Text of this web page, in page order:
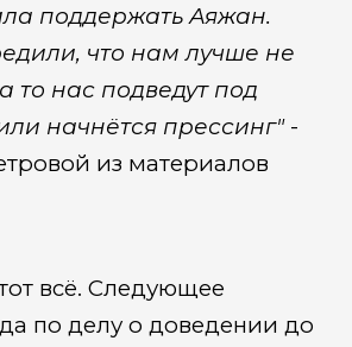
поддержать Аяжан.
что нам лучше не
то нас подведут под
начнётся прессинг" -
из материалов
всё. Следующее
по делу о доведении до